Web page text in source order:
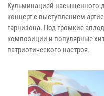
Кульминацией насыщенного
концерт с выступлением
гарнизона. Под громкие
композиции и популярные
патриотического настроя.